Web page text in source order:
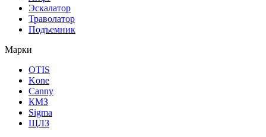
Эскалатор
Траволатор
Подъемник
Марки
OTIS
Kone
Canny
КМЗ
Sigma
ЩЛЗ